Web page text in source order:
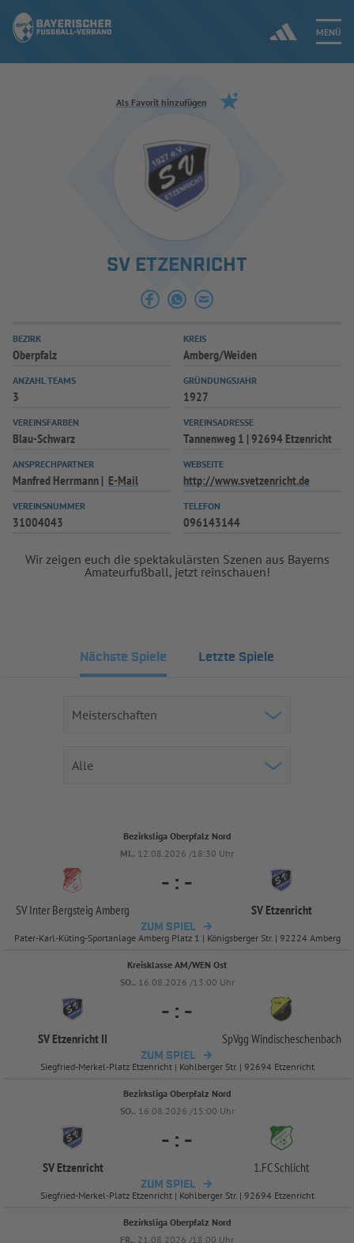
MENÜ
Jetzt einloggen
ERGEBNISSE & WETTBEWERBE
AUSBILDUNG & FÖRDERUNG
SPIELPLUS
Als Favorit hinzufügen
SV ETZENRICHT
BEZIRK
Oberpfalz
KREIS
Amberg/Weiden
ANZAHL TEAMS
3
GRÜNDUNGSJAHR
1927
VEREINSFARBEN
Blau-Schwarz
VEREINSADRESSE
Tannenweg 1 | 92694 Etzenricht
ANSPRECHPARTNER
Manfred Herrmann E-Mail
WEBSEITE
http://www.svetzenricht.de
VEREINSNUMMER
31004043
TELEFON
096143144
Wir zeigen euch die spektakulärsten Szenen aus Bayerns
Amateurfußball, jetzt reinschauen!
Nächste Spiele Letzte Spiele
Bezirksliga Oberpfalz Nord
MI.. 12.08.2026 /18:30 Uhr
SV Inter Bergsteig Amberg
- : -
SV Etzenricht
ZUM SPIEL
Pater-Karl-Küting-Sportanlage Amberg Platz 1 | Königsberger Str. | 92224 Amberg
Kreisklasse AM/WEN Ost
SO.. 16.08.2026 /13:00 Uhr
SV Etzenricht II
- : -
SpVgg Windischeschenbach
ZUM SPIEL
Siegfried-Merkel-Platz Etzenricht | Kohlberger Str. | 92694 Etzenricht
Bezirksliga Oberpfalz Nord
SO.. 16.08.2026 /15:00 Uhr
SV Etzenricht
- : -
1.FC Schlicht
ZUM SPIEL
Siegfried-Merkel-Platz Etzenricht | Kohlberger Str. | 92694 Etzenricht
Bezirksliga Oberpfalz Nord
FR.. 21.08.2026 /18:00 Uhr